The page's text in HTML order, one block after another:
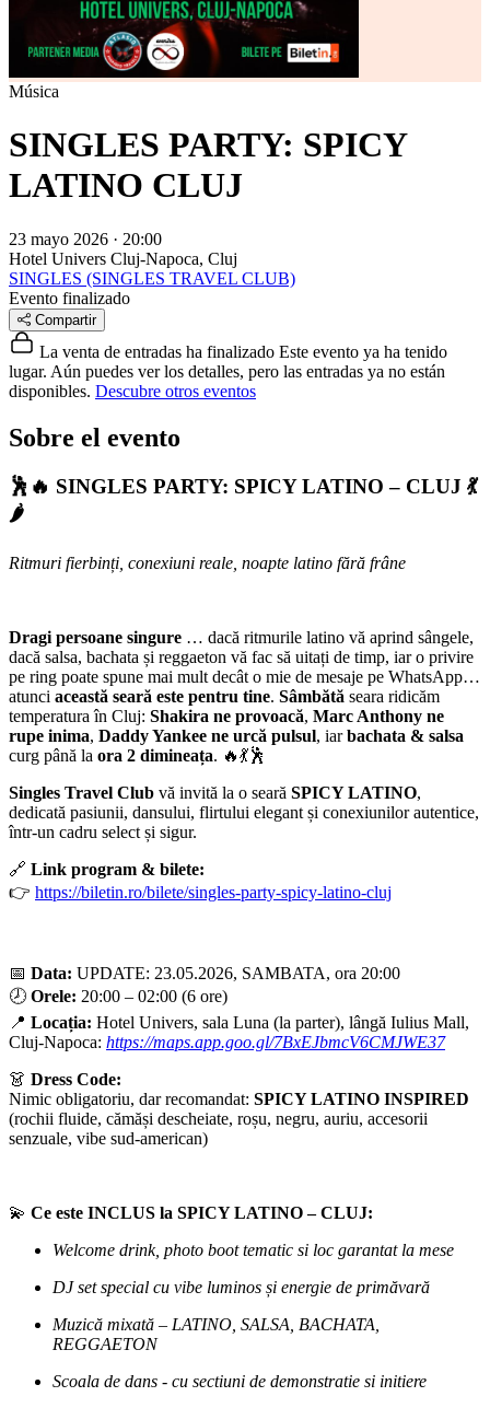
Música
SINGLES PARTY: SPICY
LATINO CLUJ
23 mayo 2026 · 20:00
Hotel Univers Cluj-Napoca, Cluj
SINGLES (SINGLES TRAVEL CLUB)
Evento finalizado
Compartir
La venta de entradas ha finalizado Este evento ya ha tenido
lugar. Aún puedes ver los detalles, pero las entradas ya no están
disponibles. Descubre otros eventos
Sobre el evento
🕺🔥 SINGLES PARTY: SPICY LATINO – CLUJ 💃
🌶️
Ritmuri fierbinți, conexiuni reale, noapte latino fără frâne
Dragi persoane singure … dacă ritmurile latino vă aprind sângele,
dacă salsa, bachata și reggaeton vă fac să uitați de timp, iar o privire
pe ring poate spune mai mult decât o mie de mesaje pe WhatsApp…
atunci această seară este pentru tine. Sâmbătă seara ridicăm
temperatura în Cluj: Shakira ne provoacă, Marc Anthony ne
rupe inima, Daddy Yankee ne urcă pulsul, iarbachata & salsa
curg până la ora 2 dimineața. 🔥💃🕺
Singles Travel Club vă invită la o seară SPICY LATINO,
dedicată pasiunii, dansului, flirtului elegant și conexiunilor autentice,
într-un cadru select și sigur.
🔗 Link program & bilete:
👉 https://biletin.ro/bilete/singles-party-spicy-latino-cluj
📅 Data: UPDATE: 23.05.2026, SAMBATA, ora 20:00
🕗 Orele: 20:00 – 02:00 (6 ore)
📍 Locația: Hotel Univers, sala Luna (la parter), lângă Iulius Mall,
Cluj-Napoca: https://maps.app.goo.gl/7BxEJbmcV6CMJWE37
👗 Dress Code:
Nimic obligatoriu, dar recomandat: SPICY LATINO INSPIRED
(rochii fluide, cămăși descheiate, roșu, negru, auriu, accesorii
senzuale, vibe sud-american)
💫 Ce este INCLUS la SPICY LATINO – CLUJ:
Welcome drink, photo boot tematic si loc garantat la mese
DJ set special cu vibe luminos și energie de primăvară
Muzică mixată – LATINO, SALSA, BACHATA,
REGGAETON
Scoala de dans - cu sectiuni de demonstratie si initiere